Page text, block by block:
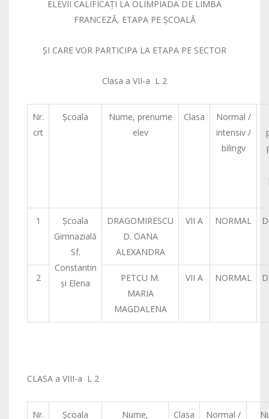
ELEVII CALIFICAŢI LA OLIMPIADA DE LIMBA
FRANCEZĂ, ETAPA PE ŞCOALĂ
ŞI CARE VOR PARTICIPA LA ETAPA PE SECTOR
Clasa a VII-a L 2
Nr.
crt
Şcoala
Nume, prenume
elev
Clasa
Normal /
intensiv /
bilingv
1
Şcoala
Gimnazială
Sf.
Constantin
şi Elena
DRAGOMIRESCU
D. OANA
ALEXANDRA
VII A NORMAL
2
PETCU M.
MARIA
MAGDALENA
VII A NORMAL
CLASA a VIII-a L 2
Nr.
Şcoala
Nume,
Clasa
Normal /